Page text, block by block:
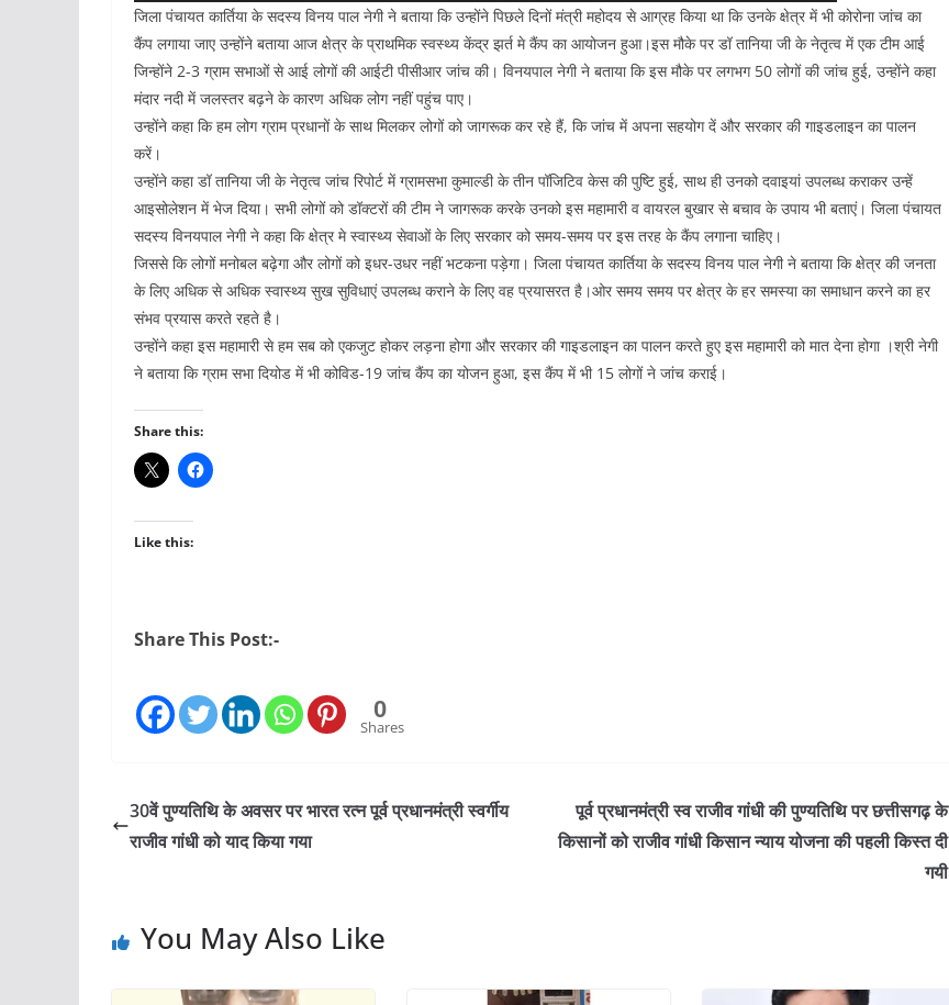
जिला पंचायत कार्तिया के सदस्य विनय पाल नेगी ने बताया कि उन्होंने पिछले दिनों मंत्री महोदय से आग्रह किया था कि उनके क्षेत्र में भी कोरोना जांच का
कैंप लगाया जाए उन्होंने बताया आज क्षेत्र के प्राथमिक स्वस्थ्य केंद्र झर्त मे कैंप का आयोजन हुआ।इस मौके पर डॉ तानिया जी के नेतृत्व में एक टीम आई
जिन्होंने 2-3 ग्राम सभाओं से आई लोगों की आईटी पीसीआर जांच की। विनयपाल नेगी ने बताया कि इस मौके पर लगभग 50 लोगों की जांच हुई, उन्होंने कहा
मंदार नदी में जलस्तर बढ़ने के कारण अधिक लोग नहीं पहुंच पाए।
उन्होंने कहा कि हम लोग ग्राम प्रधानों के साथ मिलकर लोगों को जागरूक कर रहे हैं, कि जांच में अपना सहयोग दें और सरकार की गाइडलाइन का पालन
करें।
उन्होंने कहा डॉ तानिया जी के नेतृत्व जांच रिपोर्ट में ग्रामसभा कुमाल्डी के तीन पॉजिटिव केस की पुष्टि हुई, साथ ही उनको दवाइयां उपलब्ध कराकर उन्हें
आइसोलेशन में भेज दिया। सभी लोगों को डॉक्टरों की टीम ने जागरूक करके उनको इस महामारी व वायरल बुखार से बचाव के उपाय भी बताएं। जिला पंचायत
सदस्य विनयपाल नेगी ने कहा कि क्षेत्र मे स्वास्थ्य सेवाओं के लिए सरकार को समय-समय पर इस तरह के कैंप लगाना चाहिए।
जिससे कि लोगों मनोबल बढ़ेगा और लोगों को इधर-उधर नहीं भटकना पड़ेगा। जिला पंचायत कार्तिया के सदस्य विनय पाल नेगी ने बताया कि क्षेत्र की जनता
के लिए अधिक से अधिक स्वास्थ्य सुख सुविधाएं उपलब्ध कराने के लिए वह प्रयासरत है।ओर समय समय पर क्षेत्र के हर समस्या का समाधान करने का हर
संभव प्रयास करते रहते है।
उन्होंने कहा इस महामारी से हम सब को एकजुट होकर लड़ना होगा और सरकार की गाइडलाइन का पालन करते हुए इस महामारी को मात देना होगा ।श्री नेगी
ने बताया कि ग्राम सभा दियोड में भी कोविड-19 जांच कैंप का योजन हुआ, इस कैंप में भी 15 लोगों ने जांच कराई।
Share this:
Like this:
Share This Post:-
0
Shares
30वें पुण्यतिथि के अवसर पर भारत रत्न पूर्व प्रधानमंत्री स्वर्गीय
राजीव गांधी को याद किया गया
पूर्व प्रधानमंत्री स्व राजीव गांधी की पुण्यतिथि पर छत्तीसगढ़ के
किसानों को राजीव गांधी किसान न्याय योजना की पहली किस्त दी
गयी
You May Also Like